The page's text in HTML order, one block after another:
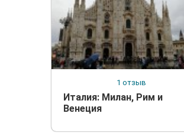
1 отзыв
Италия: Милан, Рим и
Венеция